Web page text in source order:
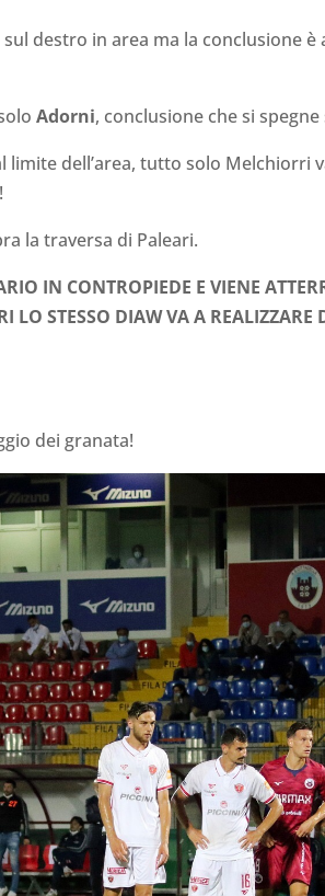
destro in area ma la conclusione è
Adorni, conclusione che si
limite dell’area, tutto solo Melchiorri
la traversa di Paleari.
IN CONTROPIEDE E VIENE
STESSO DIAW VA A REALIZZARE
dei granata!